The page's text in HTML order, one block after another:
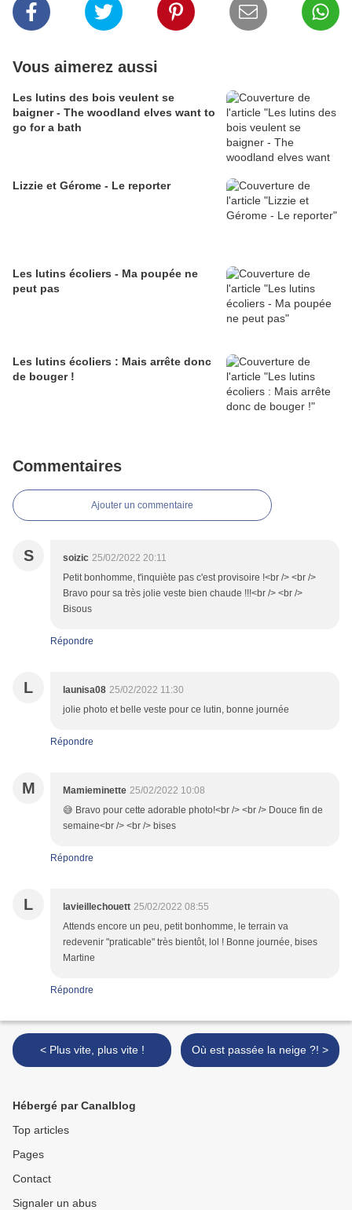
Vous aimerez aussi
Les lutins des bois veulent se
baigner - The woodland elves want to
go for a bath
Lizzie et Gérome - Le reporter
Les lutins écoliers - Ma poupée ne
peut pas
Les lutins écoliers : Mais arrête donc
de bouger !
Commentaires
Ajouter un commentaire
S soizic 25/02/2022 20:11
Petit bonhomme, t'inquiète pas c'est provisoire !<br /> <br />
Bravo pour sa très jolie veste bien chaude !!!<br /> <br />
Bisous
Répondre
L launisa08 25/02/2022 11:30
jolie photo et belle veste pour ce lutin, bonne journée
Répondre
M Mamieminette 25/02/2022 10:08
😅 Bravo pour cette adorable photo!<br /> <br /> Douce fin de
semaine<br /> <br /> bises
Répondre
L lavieillechouett 25/02/2022 08:55
Attends encore un peu, petit bonhomme, le terrain va
redevenir "praticable" très bientôt, lol ! Bonne journée, bises
Martine
Répondre
< Plus vite, plus vite ! Où est passée la neige ?! >
Hébergé par Canalblog
Top articles
Pages
Contact
Signaler un abus